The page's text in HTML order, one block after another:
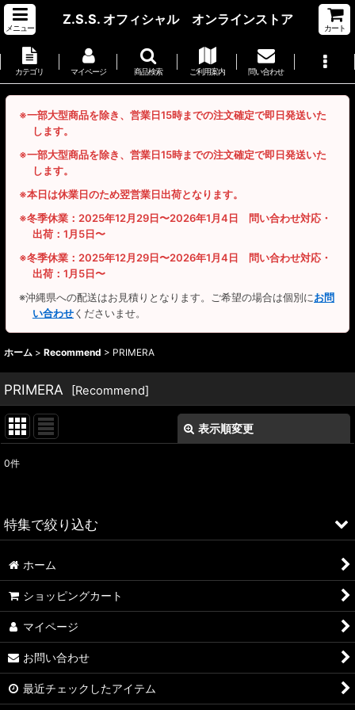
メニュー
Z.S.S. オフィシャル オンラインストア
カート
カテゴリ マイページ 商品検索 ご利用案内 問い合わせ
※一部大型商品を除き、営業日15時までの注文確定で即日発送いた
します。
※一部大型商品を除き、営業日15時までの注文確定で即日発送いた
します。
※本日は休業日のため翌営業日出荷となります。
※冬季休業：2025年12月29日〜2026年1月4日 問い合わせ対応・
出荷：1月5日〜
※冬季休業：2025年12月29日〜2026年1月4日 問い合わせ対応・
出荷：1月5日〜
※沖縄県への配送はお見積りとなります。ご希望の場合は個別にお問
い合わせくださいませ。
ホーム > Recommend > PRIMERA
PRIMERA [Recommend]
表示順変更
並び順:
0件
特集で絞り込む
ALFA ROMEO > 156
ALFA ROMEO > 147
ALFA ROMEO > 159
A4
ホーム
ショッピングカート
マイページ
お問い合わせ
最近チェックしたアイテム